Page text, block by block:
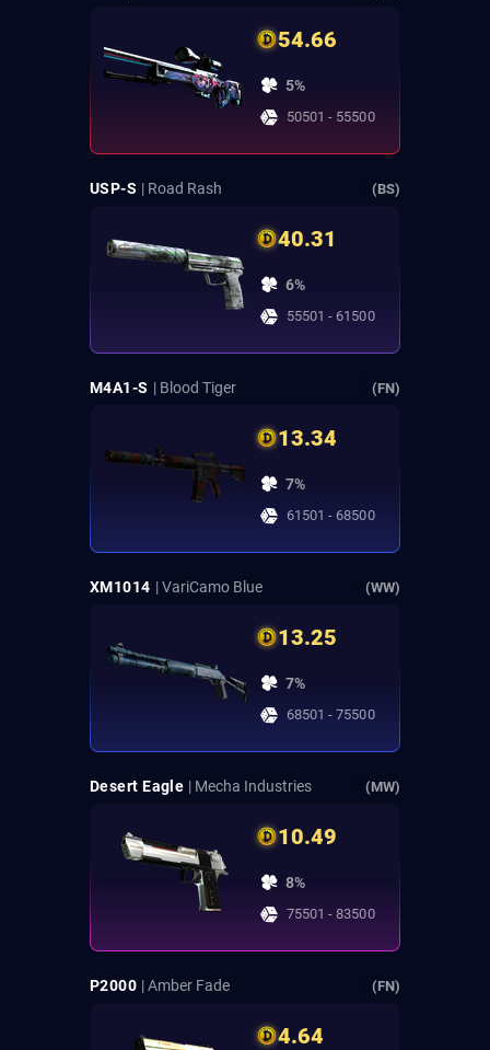
54.66
5%
50501 - 55500
USP-S | Road Rash (BS)
40.31
6%
55501 - 61500
M4A1-S | Blood Tiger (FN)
13.34
7%
61501 - 68500
XM1014 | VariCamo Blue (WW)
13.25
7%
68501 - 75500
Desert Eagle | Mecha Industries (MW)
10.49
8%
75501 - 83500
P2000 | Amber Fade (FN)
4.64